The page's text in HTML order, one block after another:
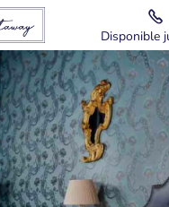
Disponible